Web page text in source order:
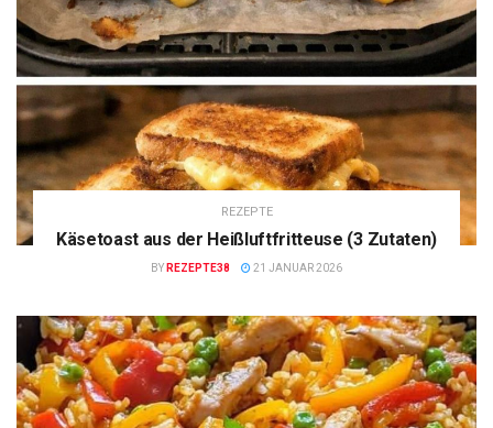
REZEPTE
Käsetoast aus der Heißluftfritteuse (3 Zutaten)
BY REZEPTE38 21 JANUAR 2026